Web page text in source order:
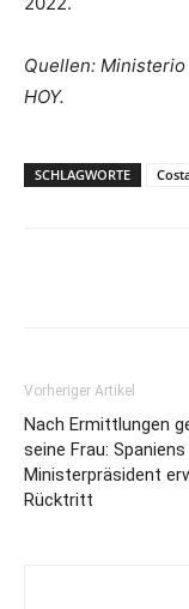
Quellen: Ministerio
HOY.
SCHLAGWORTE
Vorheriger Artikel
Nach Ermittlungen
seine Frau: Spaniens
Ministerpräsident
Rücktritt